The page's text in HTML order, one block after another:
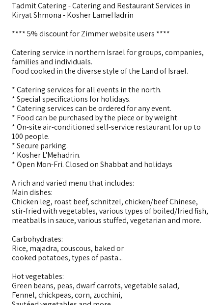
Tadmit Catering - Catering and Restaurant Services in
Kiryat Shmona - Kosher LameHadrin
**** 5% discount for Zimmer website users ****
Catering service in northern Israel for groups, companies,
families and individuals.
Food cooked in the diverse style of the Land of Israel.
* Catering services for all events in the north.
* Special specifications for holidays.
* Catering services can be ordered for any event.
* Food can be purchased by the piece or by weight.
* On-site air-conditioned self-service restaurant for up to
100 people.
* Secure parking.
* Kosher L'Mehadrin.
* Open Mon-Fri. Closed on Shabbat and holidays
A rich and varied menu that includes:
Main dishes:
Chicken leg, roast beef, schnitzel, chicken/beef Chinese,
stir-fried with vegetables, various types of boiled/fried fish,
meatballs in sauce, various stuffed, vegetarian and more.
Carbohydrates:
Rice, majadra, couscous, baked or
cooked potatoes, types of pasta...
Hot vegetables:
Green beans, peas, dwarf carrots, vegetable salad,
Fennel, chickpeas, corn, zucchini,